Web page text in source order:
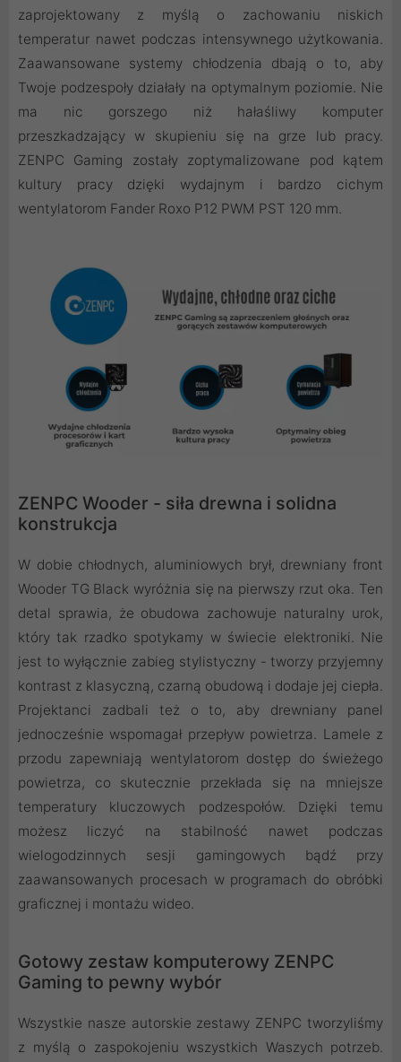
zaprojektowany z myślą o zachowaniu niskich
temperatur nawet podczas intensywnego użytkowania.
Zaawansowane systemy chłodzenia dbają o to, aby
Twoje podzespoły działały na optymalnym poziomie. Nie
ma nic gorszego niż hałaśliwy komputer
przeszkadzający w skupieniu się na grze lub pracy.
ZENPC Gaming zostały zoptymalizowane pod kątem
kultury pracy dzięki wydajnym i bardzo cichym
wentylatorom Fander Roxo P12 PWM PST 120 mm.
ZENPC Wooder - siła drewna i solidna
konstrukcja
W dobie chłodnych, aluminiowych brył, drewniany front
Wooder TG Black wyróżnia się na pierwszy rzut oka. Ten
detal sprawia, że obudowa zachowuje naturalny urok,
który tak rzadko spotykamy w świecie elektroniki. Nie
jest to wyłącznie zabieg stylistyczny - tworzy przyjemny
kontrast z klasyczną, czarną obudową i dodaje jej ciepła.
Projektanci zadbali też o to, aby drewniany panel
jednocześnie wspomagał przepływ powietrza. Lamele z
przodu zapewniają wentylatorom dostęp do świeżego
powietrza, co skutecznie przekłada się na mniejsze
temperatury kluczowych podzespołów. Dzięki temu
możesz liczyć na stabilność nawet podczas
wielogodzinnych sesji gamingowych bądź przy
zaawansowanych procesach w programach do obróbki
graficznej i montażu wideo.
Gotowy zestaw komputerowy ZENPC
Gaming to pewny wybór
Wszystkie nasze autorskie zestawy ZENPC tworzyliśmy
z myślą o zaspokojeniu wszystkich Waszych potrzeb.